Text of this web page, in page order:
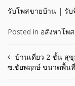
รับโพสขายบ้าน | รับ
Posted in อสังหาโพ
Post
navigation
บ้านเดี่ยว 2 ชั้น สุ
ซ.ชัยพฤกษ์ ขนาดพื้นที่